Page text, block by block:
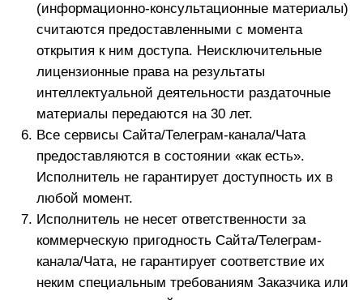
– онлайн-доступ к телеграм-каналу
ПРАВИЛА ЧАТА
Канала и Чата в Telegram:
принципов уважительного отношения друг к другу.
Не допускается открытые и негативные
высказывания в отношении пола, расы, цвета
кожи, национальности, языка, происхождения,
имущественного, семейного, социального и
должностного положения, возраста, места